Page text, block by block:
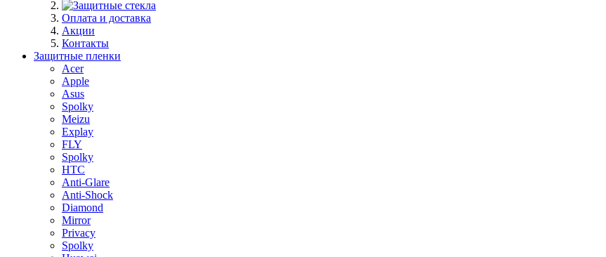
Оплата и доставка
Акции
Контакты
Защитные пленки
Acer
Apple
Asus
Spolky
Meizu
Explay
FLY
Spolky
HTC
Anti-Glare
Anti-Shock
Diamond
Mirror
Privacy
Spolky